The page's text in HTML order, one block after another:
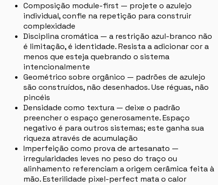
Composição module-first — projete o azulejo
individual, confie na repetição para construir
complexidade
Disciplina cromática — a restrição azul-branco não
é limitação, é identidade. Resista a adicionar cor a
menos que esteja quebrando o sistema
intencionalmente
Geométrico sobre orgânico — padrões de azulejo
são construídos, não desenhados. Use réguas, não
pincéis
Densidade como textura — deixe o padrão
preencher o espaço generosamente. Espaço
negativo é para outros sistemas; este ganha sua
riqueza através de acumulação
Imperfeição como prova de artesanato —
irregularidades leves no peso do traço ou
alinhamento referenciam a origem cerâmica feita à
mão. Esterilidade pixel-perfect mata o calor